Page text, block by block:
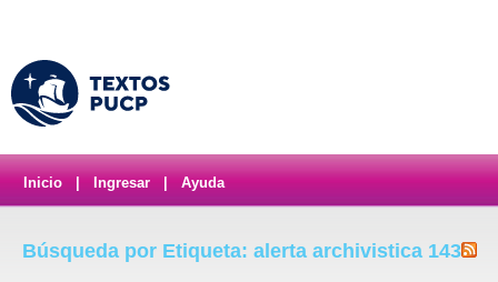
Inicio Ingresar Ayuda
Búsqueda por Etiqueta: alerta archivistica 143